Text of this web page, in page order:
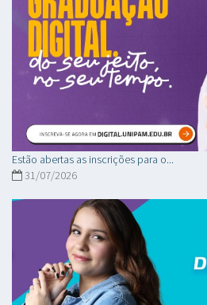
Estão abertas as inscrições para o...
31/07/2026